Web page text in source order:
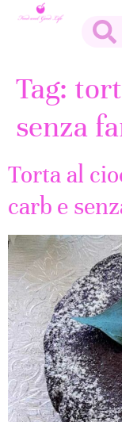
Tag:
senza
Torta al
carb e